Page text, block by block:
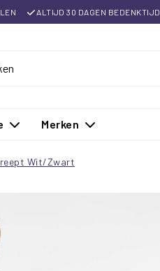
ALTIJD 30 DAGEN BEDENKTIJD
Merken
Wit/Zwart